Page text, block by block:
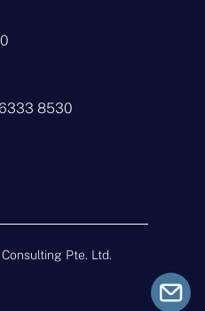
8530
Pte. Ltd.